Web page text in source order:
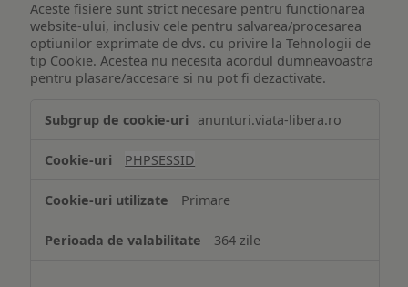
Aceste fisiere sunt strict necesare pentru functionarea
website-ului, inclusiv cele pentru salvarea/procesarea
optiunilor exprimate de dvs. cu privire la Tehnologii de
tip Cookie. Acestea nu necesita acordul dumneavoastra
pentru plasare/accesare si nu pot fi dezactivate.
de
Cookie
necesare
anunturi.viata-libera.ro
PHPSESSID
Primare
364 zile